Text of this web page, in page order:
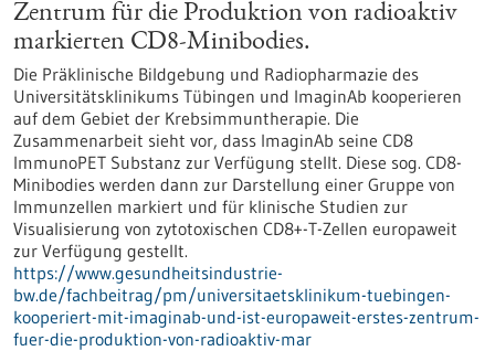
Zentrum für die Produktion von radioaktiv
markierten CD8-Minibodies.
Die Präklinische Bildgebung und Radiopharmazie des
Universitätsklinikums Tübingen und ImaginAb kooperieren
auf dem Gebiet der Krebsimmuntherapie. Die
Zusammenarbeit sieht vor, dass ImaginAb seine CD8
ImmunoPET Substanz zur Verfügung stellt. Diese sog. CD8-
Minibodies werden dann zur Darstellung einer Gruppe von
Immunzellen markiert und für klinische Studien zur
Visualisierung von zytotoxischen CD8+-T-Zellen europaweit
zur Verfügung gestellt.
https://www.gesundheitsindustrie-
bw.de/fachbeitrag/pm/universitaetsklinikum-tuebingen-
kooperiert-mit-imaginab-und-ist-europaweit-erstes-zentrum-
fuer-die-produktion-von-radioaktiv-mar